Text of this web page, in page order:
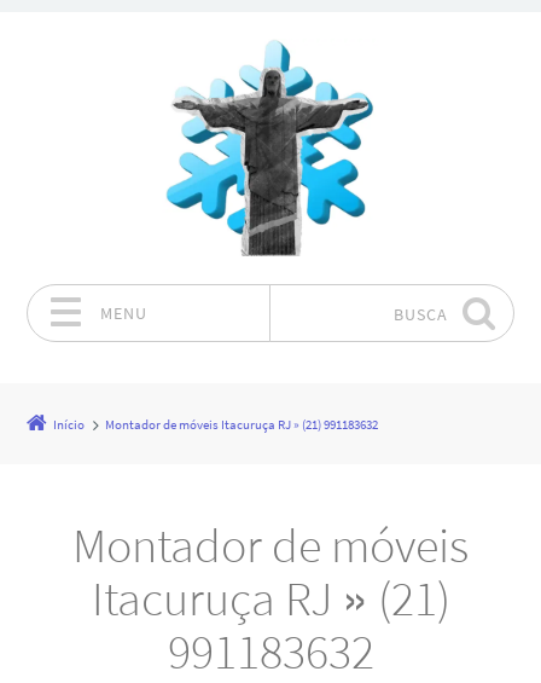
MENU BUSCA
Início Montador de móveis Itacuruça RJ » (21) 991183632
Montador de móveis
Itacuruça RJ » (21)
991183632